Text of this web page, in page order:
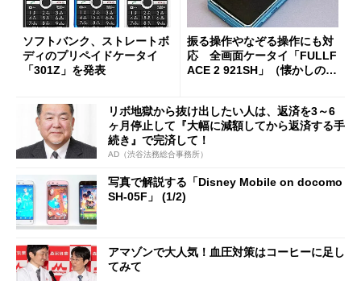
ソフトバンク、ストレートボ
ディのプリペイドケータイ
「301Z」を発表
振る操作やなぞる操作にも対
応 全画面ケータイ「FULLF
ACE 2 921SH」（懐かしのケ
リボ地獄から抜け出したい人は、返済を3～6
ヶ月停止して『大幅に減額してから返済する手
続き』で完済して！
AD（渋谷法務総合事務所）
写真で解説する「Disney Mobile on docomo
SH-05F」 (1/2)
アマゾンで大人気！血圧対策はコーヒーに足し
てみて